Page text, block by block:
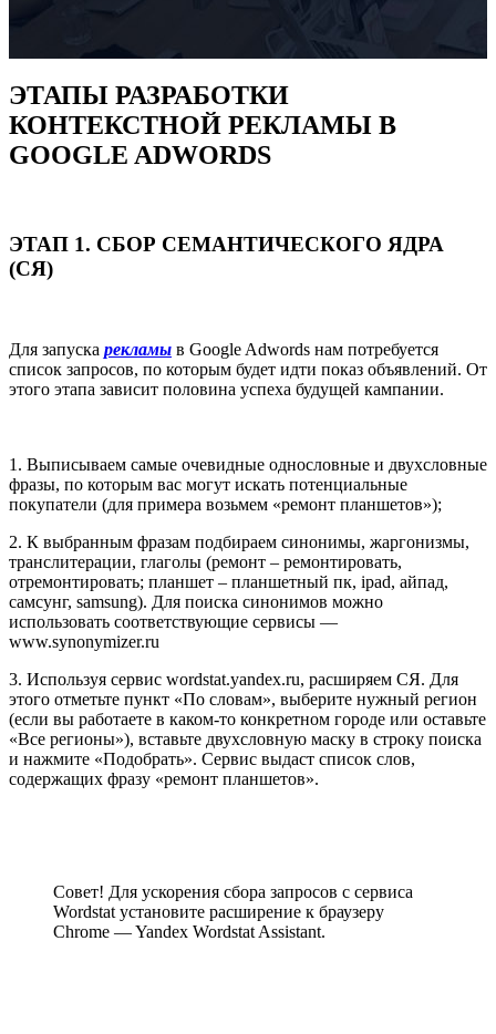
ЭТАПЫ РАЗРАБОТКИ
КОНТЕКСТНОЙ РЕКЛАМЫ В
GOOGLE ADWORDS
ЭТАП 1. СБОР СЕМАНТИЧЕСКОГО ЯДРА
(СЯ)
Для запуска рекламы в Google Adwords нам потребуется
список запросов, по которым будет идти показ объявлений. От
этого этапа зависит половина успеха будущей кампании.
1. Выписываем самые очевидные однословные и двухсловные
фразы, по которым вас могут искать потенциальные
покупатели (для примера возьмем «ремонт планшетов»);
2. К выбранным фразам подбираем синонимы, жаргонизмы,
транслитерации, глаголы (ремонт – ремонтировать,
отремонтировать; планшет – планшетный пк, ipad, айпад,
самсунг, samsung). Для поиска синонимов можно
использовать соответствующие сервисы —
www.synonymizer.ru
3. Используя сервис wordstat.yandex.ru, расширяем СЯ. Для
этого отметьте пункт «По словам», выберите нужный регион
(если вы работаете в каком-то конкретном городе или оставьте
«Все регионы»), вставьте двухсловную маску в строку поиска
и нажмите «Подобрать». Сервис выдаст список слов,
содержащих фразу «ремонт планшетов».
Совет! Для ускорения сбора запросов с сервиса
Wordstat установите расширение к браузеру
Chrome — Yandex Wordstat Assistant.